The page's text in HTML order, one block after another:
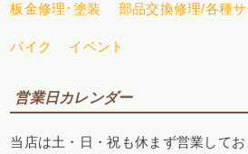
板金修理･塗装 部品交換修理/各種
バイク イベント
営業日カレンダー
当店は土・日・祝も休まず営業して